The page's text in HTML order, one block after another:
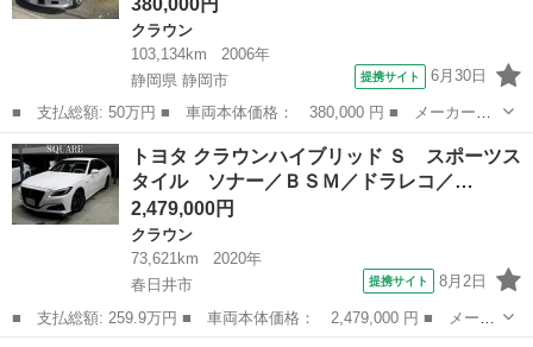
クラウン
103,134km
2006年
静岡県 静岡市
提携サイト 6月30日
■ 支払総額: 50万円 ■ 車両本体価格： 380,000 円 ■ メーカー
名： トヨタ ■ 車種名： クラウン ■ グレード名： アスリー
ト ナビ ＥＴＣ 車検令和９年３月 ■ 排気量： 2500cc ■ ドア
枚数： ...
静岡 静岡市 クラウン
トヨタ クラウンハイブリッド Ｓ スポーツス
タイル ソナー／ＢＳＭ／ドラレコ／…
2,479,000円
クラウン
73,621km
2020年
春日井市
提携サイト 8月2日
■ 支払総額: 259.9万円 ■ 車両本体価格： 2,479,000 円 ■ メーカ
ー名： トヨタ ■ 車種名： クラウンハイブリッド ■ グレード